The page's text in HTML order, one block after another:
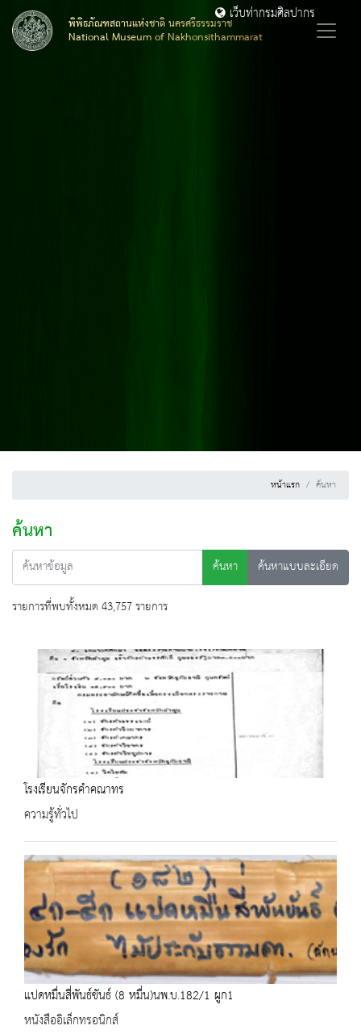
พิพิธภัณฑสถานแห่งชาติ นครศรีธรรมราช
National Museum of Nakhonsithammarat
เว็บท่ากรมศิลปากร
หน้าแรก ค้นหา
ค้นหา
ค้นหา
ค้นหาแบบละเอียด
รายการที่พบทั้งหมด 43,757 รายการ
โรงเรียนจักรคำคณาทร
ความรู้ทั่วไป
แปดหมื่นสี่พันธ์ขันธ์ (8 หมื่น)นพ.บ.182/1 ผูก1
หนังสืออิเล็กทรอนิกส์